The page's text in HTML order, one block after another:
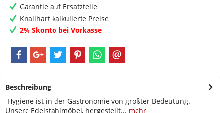
Garantie auf Ersatzteile
Knallhart kalkulierte Preise
2% Skonto bei Vorkasse
Beschreibung
Hygiene ist in der Gastronomie von größter Bedeutung.
Unsere Edelstahlmöbel, hergestellt... mehr